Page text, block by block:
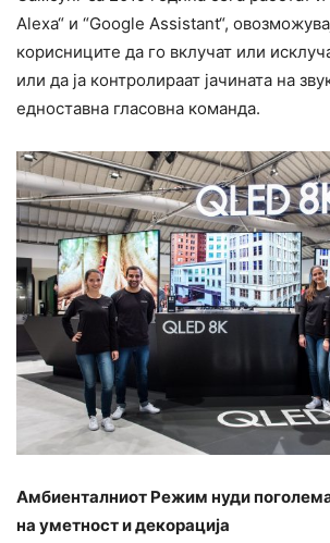
Alexa“ и “Google Assistant“,
корисниците да го вклучат или
или да ја контролираат јачината на
едноставна гласовна команда.
Амбиенталниот Режим нуди
на уметност и декорација